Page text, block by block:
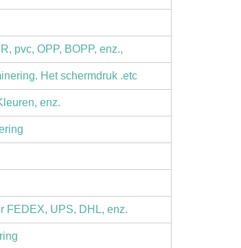
pvc, OPP, BOPP, enz.,
Het schermdruk .etc
enz.
FEDEX, UPS, DHL, enz.